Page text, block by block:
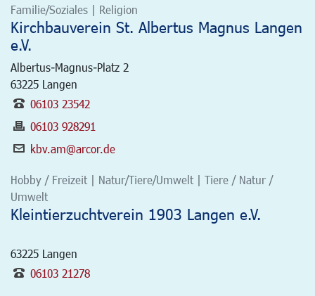
Familie/Soziales | Religion
Kirchbauverein St. Albertus Magnus Langen
e.V.
Albertus-Magnus-Platz 2
63225 Langen
06103 23542
06103 928291
kbv.am@arcor.de
Hobby / Freizeit | Natur/Tiere/Umwelt | Tiere / Natur /
Umwelt
Kleintierzuchtverein 1903 Langen e.V.
63225 Langen
06103 21278